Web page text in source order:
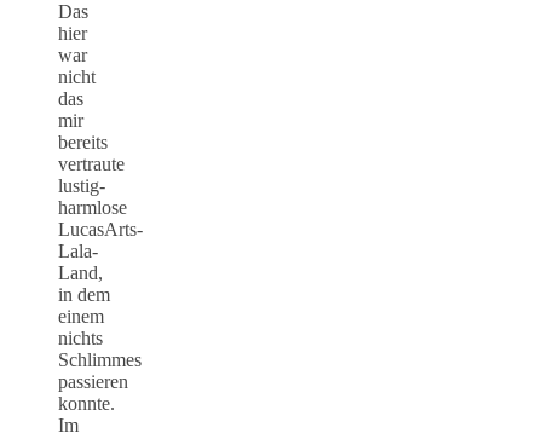
Das
hier
war
nicht
das
mir
bereits
vertraute
lustig-
harmlose
LucasArts-
Lala-
Land,
in dem
einem
nichts
Schlimmes
passieren
konnte.
Im